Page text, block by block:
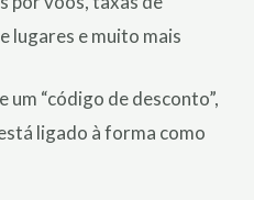
lugares e muito mais
um “código de desconto”,
ligado à forma como